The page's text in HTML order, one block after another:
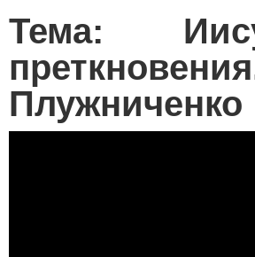
Тема:
Плужниченко